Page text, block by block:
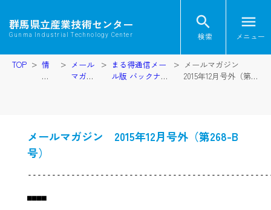
群馬県立産業技術センター
Gunma Industrial Technology Center
search
検索
menu
メニュー
TOP
情
報
メール
マガジ
まる得通信メー
ル版 バックナン
メールマガジン
2015年12月号外（第
メールマガジン 2015年12月号外（第268-B
号）
■■■■